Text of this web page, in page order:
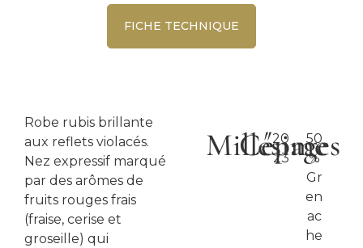
FICHE TECHNIQUE
Robe rubis brillante
aux reflets violacés.
Nez expressif marqué
par des arômes de
fruits rouges frais
(fraise, cerise et
groseille) qui
Millésime
Cépages
20
23
50
%
Gr
en
ac
he